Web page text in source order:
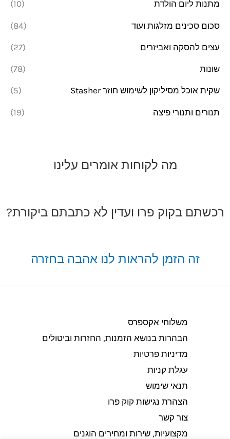
מתנות ליום הולדת (10)
סכום סכינים מזלגות ועוד (84)
עצים להסקה ואביזרים (27)
שונות (78)
שקית אוכל מסיליקון לשימוש חוזר Stasher (5)
תנורים ותנורי פיצה (19)
מה לקוחות אומרים עלינו
רכשתם בקוק פרו ועדין לא כתבתם ביקורת?
זה הזמן להראות לנו אהבה בחזרה
משלוחי אקספרס
הבהרות בנושא הזמנות, החזרות וביטולים​
מדיניות פרטיות
עגלת קניות
תנאי שימוש
הצהרת נגישות קוק פרו
צור קשר
מקצועיות, שירות ומחירים הוגנים